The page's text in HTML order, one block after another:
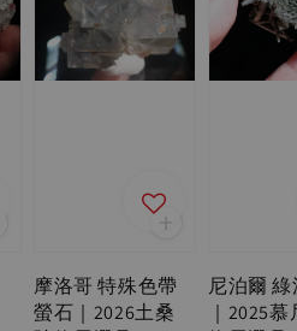
摩洛哥 特殊色帶
螢石｜2026土桑
尼泊爾
｜2025